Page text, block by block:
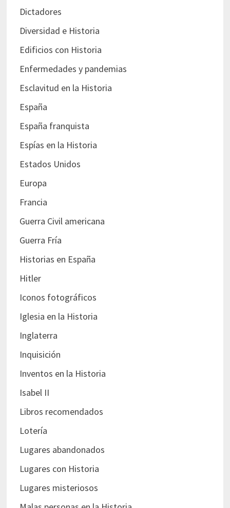
Dictadores
Diversidad e Historia
Edificios con Historia
Enfermedades y pandemias
Esclavitud en la Historia
España
España franquista
Espías en la Historia
Estados Unidos
Europa
Francia
Guerra Civil americana
Guerra Fría
Historias en España
Hitler
Iconos fotográficos
Iglesia en la Historia
Inglaterra
Inquisición
Inventos en la Historia
Isabel II
Libros recomendados
Lotería
Lugares abandonados
Lugares con Historia
Lugares misteriosos